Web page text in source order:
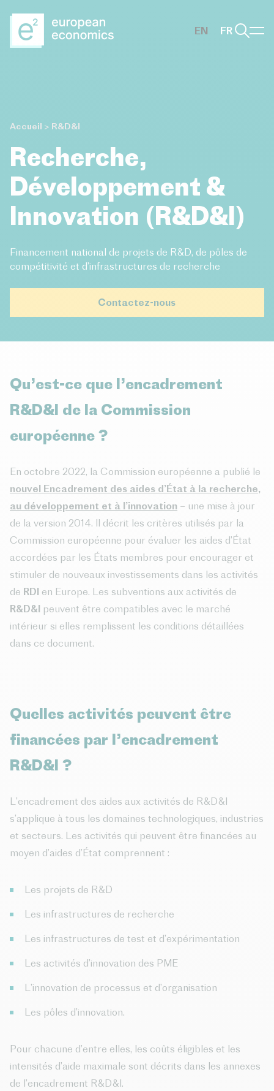
EN
FR
Accueil > R&D&I
Recherche,
Développement &
Innovation (R&D&I)
Financement national de projets de R&D, de pôles de
compétitivité et d’infrastructures de recherche
Contactez-nous
Qu’est-ce que l’encadrement
R&D&I de la Commission
européenne ?
En octobre 2022, la Commission européenne a publié le
nouvel Encadrement des aides d’État à la recherche,
au développement et à l’innovation – une mise à jour
de la version 2014. Il décrit les critères utilisés par la
Commission européenne pour évaluer les aides d’État
accordées par les États membres pour encourager et
stimuler de nouveaux investissements dans les activités
de RDI en Europe. Les subventions aux activités de
R&D&I peuvent être compatibles avec le marché
intérieur si elles remplissent les conditions détaillées
dans ce document.
Quelles activités peuvent être
financées par l’encadrement
R&D&I ?
L’encadrement des aides aux activités de R&D&I
s’applique à tous les domaines technologiques, industries
et secteurs. Les activités qui peuvent être financées au
moyen d’aides d’État comprennent :
Les projets de R&D
Les infrastructures de recherche
Les infrastructures de test et d’expérimentation
Les activités d’innovation des PME
L’innovation de processus et d’organisation
Les pôles d’innovation.
Pour chacune d’entre elles, les coûts éligibles et les
intensités d’aide maximale sont décrits dans les annexes
de l’encadrement R&D&I.